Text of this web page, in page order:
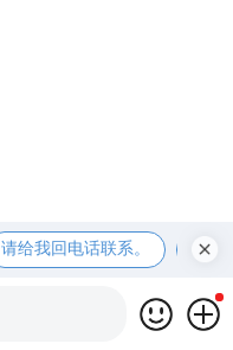
请给我回电话联系。 咨